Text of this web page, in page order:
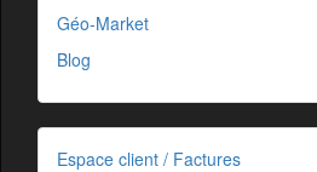
Géo-Market
Blog
Espace client / Factures